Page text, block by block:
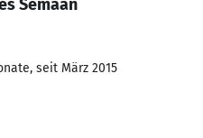
Semaan
seit März 2015